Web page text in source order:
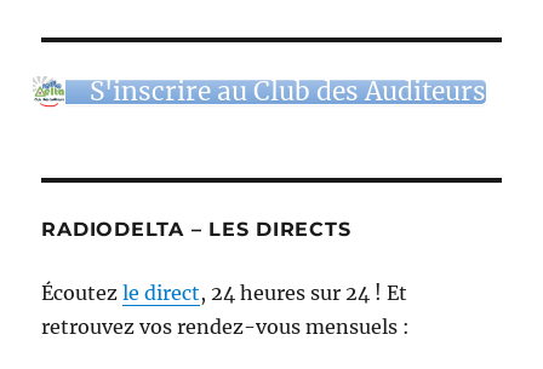
S'inscrire au Club des Auditeurs
RADIODELTA – LES DIRECTS
Écoutezle direct, 24 heures sur 24 ! Et
retrouvez vos rendez-vous mensuels :